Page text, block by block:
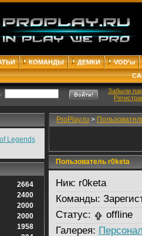
КОМАНДЫ ДЕМКИ
VOD'ы
Забыли
Legends
2664
2400
2000
2000
1958
ProPlay.ru >
Пользователь r0keta
Ник: r0keta
Команды:
Статус:
offline
Галерея: